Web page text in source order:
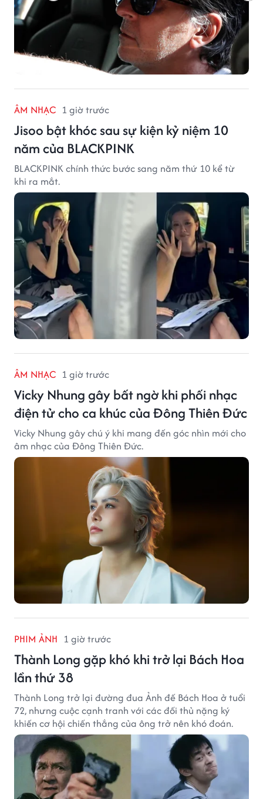
ÂM NHẠC 1 giờ trước
Jisoo bật khóc sau sự kiện kỷ niệm 10
năm của BLACKPINK
BLACKPINK chính thức bước sang năm thứ 10 kể từ
khi ra mắt.
ÂM NHẠC 1 giờ trước
Vicky Nhung gây bất ngờ khi phối nhạc
điện tử cho ca khúc của Đông Thiên Đức
Vicky Nhung gây chú ý khi mang đến góc nhìn mới cho
âm nhạc của Đông Thiên Đức.
PHIM ẢNH 1 giờ trước
Thành Long gặp khó khi trở lại Bách Hoa
lần thứ 38
Thành Long trở lại đường đua Ảnh đế Bách Hoa ở tuổi
72, nhưng cuộc cạnh tranh với các đối thủ nặng ký
khiến cơ hội chiến thắng của ông trở nên khó đoán.